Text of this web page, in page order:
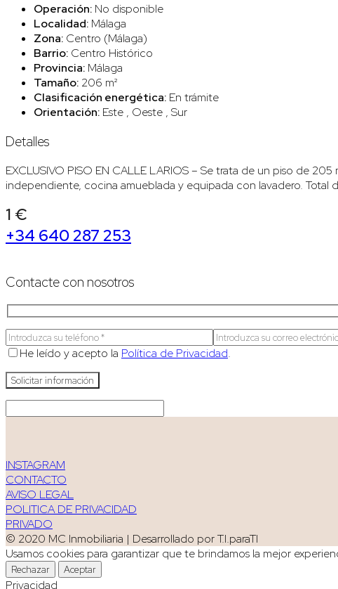
Operación: No disponible
Localidad: Málaga
Zona: Centro (Málaga)
Barrio: Centro Histórico
Provincia: Málaga
Tamaño: 206 m²
Clasificación energética: En trámite
Orientación: Este , Oeste , Sur
Detalles
EXCLUSIVO PISO EN CALLE LARIOS – Se trata de un piso de
independiente, cocina amueblada y equipada con lavadero.
1 €
+34 640 287 253
Contacte con nosotros
He leído y acepto la Política de Privacidad.
INSTAGRAM
CONTACTO
AVISO LEGAL
POLITICA DE PRIVACIDAD
PRIVADO
© 2020 MC Inmobiliaria | Desarrollado por T.I.paraTI
Usamos cookies para garantizar que te brindamos la mejor
Rechazar Aceptar
Privacidad